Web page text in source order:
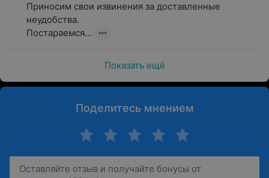
Приносим свои извинения за доставленные
неудобства.
Постараемся...
Показать ещё
Поделитесь мнением